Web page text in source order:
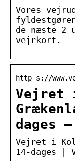
Vores
de næste 2
vejrkort.
http s://
Vejret
dages
Vejret i
14-dages |